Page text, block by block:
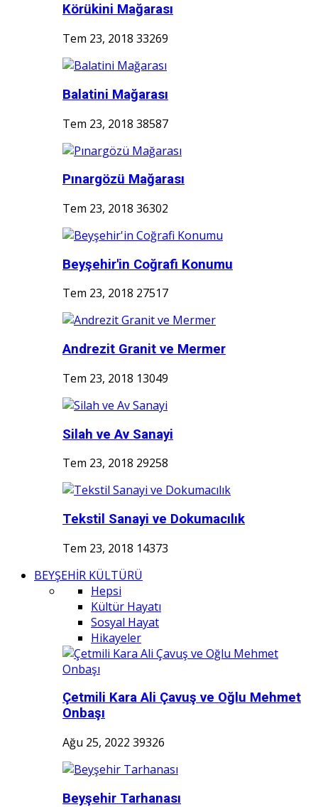
Körükini Mağarası
Tem 23, 2018 33269
Balatini Mağarası
Tem 23, 2018 38587
Pınargözü Mağarası
Tem 23, 2018 36302
Beyşehir'in Coğrafi Konumu
Tem 23, 2018 27517
Andrezit Granit ve Mermer
Tem 23, 2018 13049
Silah ve Av Sanayi
Tem 23, 2018 29258
Tekstil Sanayi ve Dokumacılık
Tem 23, 2018 14373
BEYŞEHİR KÜLTÜRÜ
Hepsi
Kültür Hayatı
Sosyal Hayat
Hikayeler
Çetmili Kara Ali Çavuş ve Oğlu Mehmet
Onbaşı
Ağu 25, 2022 39326
Beyşehir Tarhanası